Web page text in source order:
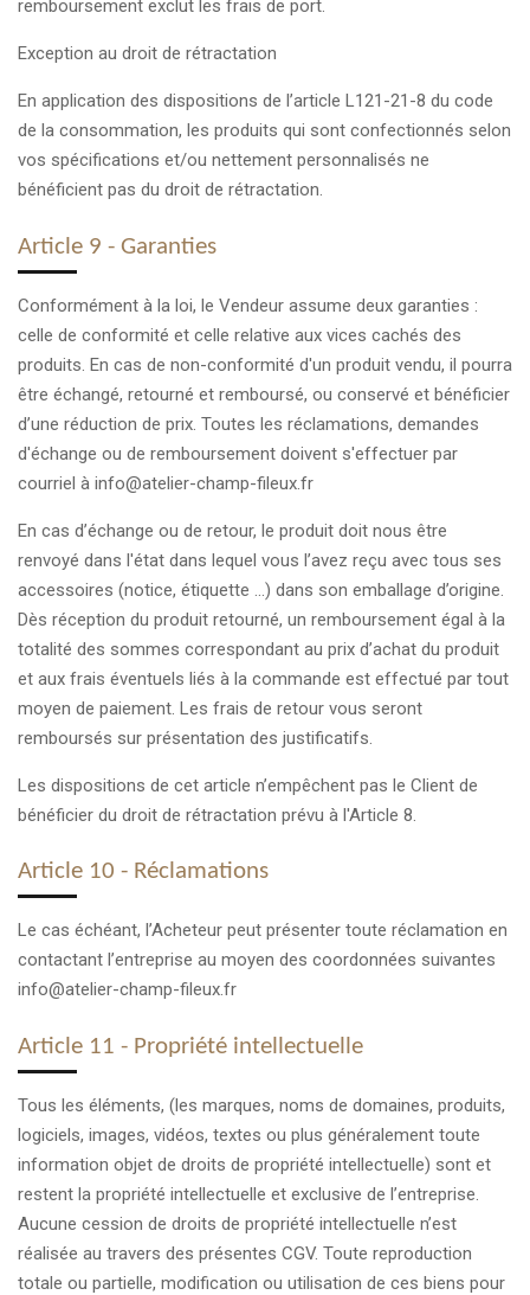
remboursement exclut les frais de port.
Exception au droit de rétractation
En application des dispositions de l’article L121-21-8 du code
de la consommation, les produits qui sont confectionnés selon
vos spécifications et/ou nettement personnalisés ne
bénéficient pas du droit de rétractation.
Article 9 - Garanties
Conformément à la loi, le Vendeur assume deux garanties :
celle de conformité et celle relative aux vices cachés des
produits. En cas de non-conformité d'un produit vendu, il pourra
être échangé, retourné et remboursé, ou conservé et bénéficier
d’une réduction de prix. Toutes les réclamations, demandes
d'échange ou de remboursement doivent s'effectuer par
courriel à info@atelier-champ-fileux.fr
En cas d’échange ou de retour, le produit doit nous être
renvoyé dans l'état dans lequel vous l’avez reçu avec tous ses
accessoires (notice, étiquette ...) dans son emballage d’origine.
Dès réception du produit retourné, un remboursement égal à la
totalité des sommes correspondant au prix d’achat du produit
et aux frais éventuels liés à la commande est effectué par tout
moyen de paiement. Les frais de retour vous seront
remboursés sur présentation des justificatifs.
Les dispositions de cet article n’empêchent pas le Client de
bénéficier du droit de rétractation prévu à l'Article 8.
Article 10 - Réclamations
Le cas échéant, l’Acheteur peut présenter toute réclamation en
contactant l’entreprise au moyen des coordonnées suivantes
info@atelier-champ-fileux.fr
Article 11 - Propriété intellectuelle
Tous les éléments, (les marques, noms de domaines, produits,
logiciels, images, vidéos, textes ou plus généralement toute
information objet de droits de propriété intellectuelle) sont et
restent la propriété intellectuelle et exclusive de l’entreprise.
Aucune cession de droits de propriété intellectuelle n’est
réalisée au travers des présentes CGV. Toute reproduction
totale ou partielle, modification ou utilisation de ces biens pour